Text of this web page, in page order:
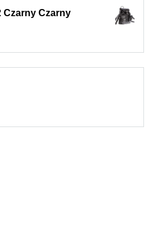
Czarny Czarny